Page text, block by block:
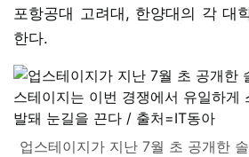
포항공대 고려대, 한양대의 각 대
한다.
업스테이지가 지난 7월 초 공개한